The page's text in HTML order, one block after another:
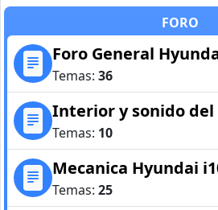
FORO
Foro General
Temas: 36
Interior y sonido del
Temas: 10
Mecanica Hyundai
Temas: 25